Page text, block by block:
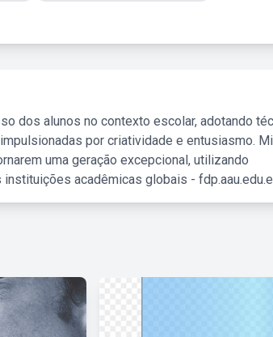
dos alunos no contexto escolar, adotando
por criatividade e entusiasmo.
uma geração excepcional, utilizando
acadêmicas globais -